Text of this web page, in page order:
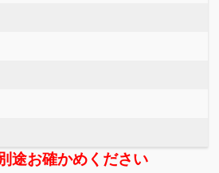
途お確かめください